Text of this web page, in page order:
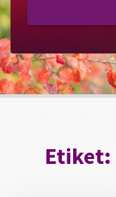
Etiket: